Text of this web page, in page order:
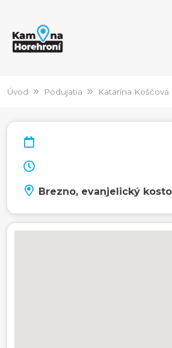
Úvod Podujatia Katarína
Brezno, evanjelický